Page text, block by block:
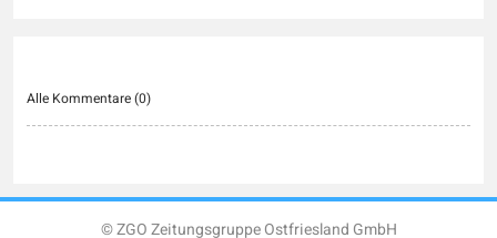
Alle Kommentare (0)
© ZGO Zeitungsgruppe Ostfriesland GmbH